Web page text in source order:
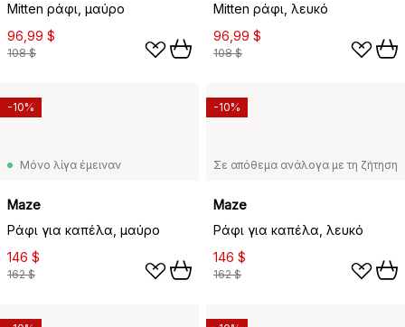
Mitten ράφι, μαύρο
96,99 $
108 $
Mitten ράφι, λευκό
96,99 $
108 $
Μόνο λίγα έμειναν
Maze
Ράφι για καπέλα, μαύρο
146 $
162 $
-10%
Σε απόθεμα ανάλογα με τη ζήτηση
Maze
Ράφι για καπέλα, λευκό
146 $
162 $
-10%